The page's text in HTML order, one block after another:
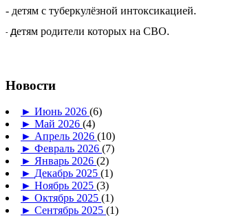
- детям с туберкулёзной интоксикацией.
- детям родители которых на СВО.
Новости
► Июнь 2026 (6)
► Май 2026 (4)
► Апрель 2026 (10)
► Февраль 2026 (7)
► Январь 2026 (2)
► Декабрь 2025 (1)
► Ноябрь 2025 (3)
► Октябрь 2025 (1)
► Сентябрь 2025 (1)